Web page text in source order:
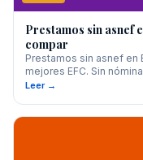
Prestamos sin asnef
compar
Prestamos sin asnef en
mejores EFC. Sin
Leer →